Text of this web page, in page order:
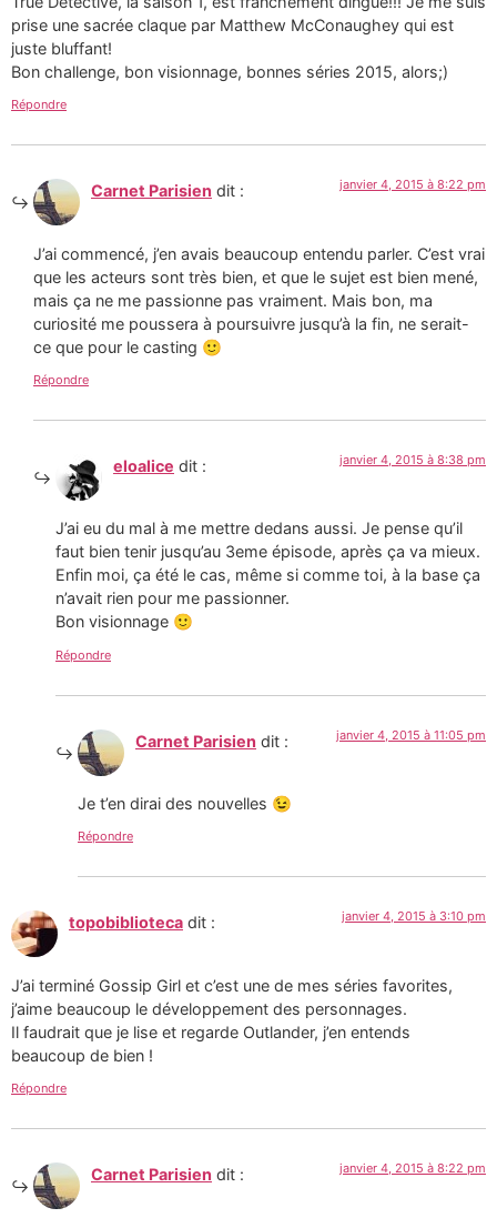
prise une sacrée claque par Matthew McConaughey qui est
juste bluffant!
Bon challenge, bon visionnage, bonnes séries 2015, alors;)
Répondre
Carnet Parisien dit : janvier 4, 2015 à 8:22 pm
J’ai commencé, j’en avais beaucoup entendu parler. C’est vrai
que les acteurs sont très bien, et que le sujet est bien mené,
mais ça ne me passionne pas vraiment. Mais bon, ma
curiosité me poussera à poursuivre jusqu’à la fin, ne serait-
ce que pour le casting 🙂
Répondre
eloalice dit : janvier 4, 2015 à 8:38 pm
J’ai eu du mal à me mettre dedans aussi. Je pense qu’il
faut bien tenir jusqu’au 3eme épisode, après ça va mieux.
Enfin moi, ça été le cas, même si comme toi, à la base ça
n’avait rien pour me passionner.
Bon visionnage 🙂
Répondre
Carnet Parisien dit : janvier 4, 2015 à 11:05 pm
Je t’en dirai des nouvelles 😉
Répondre
topobiblioteca dit : janvier 4, 2015 à 3:10 pm
J’ai terminé Gossip Girl et c’est une de mes séries favorites,
j’aime beaucoup le développement des personnages.
Il faudrait que je lise et regarde Outlander, j’en entends
beaucoup de bien !
Répondre
Carnet Parisien dit : janvier 4, 2015 à 8:22 pm